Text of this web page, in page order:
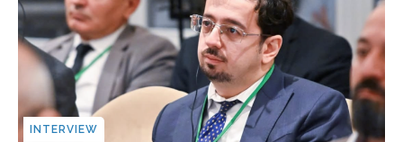
INTERVIEW